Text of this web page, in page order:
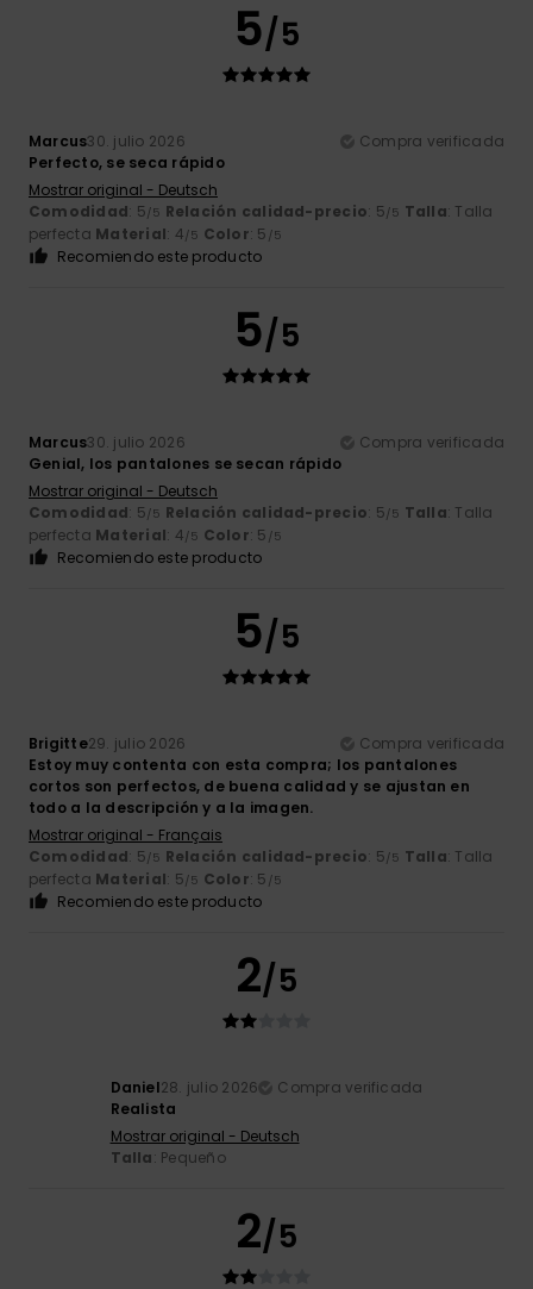
5/5
Marcus30. julio 2026
Compra verificada
Perfecto, se seca rápido
Mostrar original - Deutsch
Comodidad: 5/5 Relación calidad-precio: 5/5 Talla: Talla
perfecta Material: 4/5 Color: 5 /5
Recomiendo este producto
5/5
Marcus30. julio 2026
Compra verificada
Genial, los pantalones se secan rápido
Mostrar original - Deutsch
Comodidad: 5/5 Relación calidad-precio: 5/5 Talla: Talla
perfecta Material: 4/5 Color: 5 /5
Recomiendo este producto
5/5
Brigitte29. julio 2026
Compra verificada
Estoy muy contenta con esta compra; los pantalones
cortos son perfectos, de buena calidad y se ajustan en
todo a la descripción y a la imagen.
Mostrar original - Français
Comodidad: 5/5 Relación calidad-precio: 5/5 Talla: Talla
perfecta Material: 5/5 Color: 5 /5
Recomiendo este producto
2/5
Daniel28. julio 2026
Compra verificada
Realista
Mostrar original - Deutsch
Talla: Pequeño
2/5